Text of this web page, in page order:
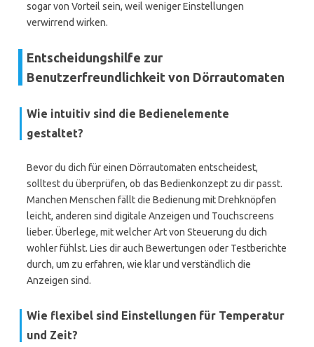
sogar von Vorteil sein, weil weniger Einstellungen
verwirrend wirken.
Entscheidungshilfe zur
Benutzerfreundlichkeit von Dörrautomaten
Wie intuitiv sind die Bedienelemente
gestaltet?
Bevor du dich für einen Dörrautomaten entscheidest,
solltest du überprüfen, ob das Bedienkonzept zu dir passt.
Manchen Menschen fällt die Bedienung mit Drehknöpfen
leicht, anderen sind digitale Anzeigen und Touchscreens
lieber. Überlege, mit welcher Art von Steuerung du dich
wohler fühlst. Lies dir auch Bewertungen oder Testberichte
durch, um zu erfahren, wie klar und verständlich die
Anzeigen sind.
Wie flexibel sind Einstellungen für Temperatur
und Zeit?